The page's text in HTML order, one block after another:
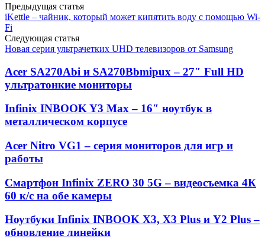
Предыдущая статья
iKettle – чайник, который может кипятить воду с помощью Wi-
Fi
Следующая статья
Новая серия ультрачетких UHD телевизоров от Samsung
Acer SA270Abi и SA270Bbmipux – 27″ Full HD
ультратонкие мониторы
Infinix INBOOK Y3 Max – 16″ ноутбук в
металлическом корпусе
Acer Nitro VG1 – серия мониторов для игр и
работы
Смартфон Infinix ZERO 30 5G – видеосъемка 4К
60 к/с на обе камеры
Ноутбуки Infinix INBOOK X3, X3 Plus и Y2 Plus –
обновление линейки